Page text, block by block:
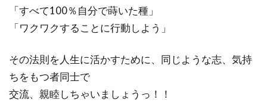
「すべて100％自分で蒔いた種」
「ワクワクすることに行動しよう」
その法則を人生に活かすために、同じような志、気持
ちをもつ者同士で
交流、親睦しちゃいましょうっ！！